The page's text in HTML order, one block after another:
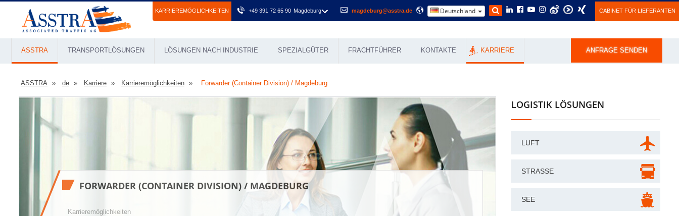
KARRIEREMÖGLICHKEITEN +49 391 72 65 90 Magdeburg magdeburg@asstra.de Deutschland CABINET FÜR LIEFERANTEN
ASSTRA TRANSPORTLÖSUNGEN LÖSUNGEN NACH INDUSTRIE SPEZIALGÜTER FRACHTFÜHRER KONTAKTE KARRIERE ANFRAGE SENDEN
ASSTRA de Karriere Karrieremöglichkeiten Forwarder (Container Division) / Magdeburg
FORWARDER (CONTAINER DIVISION) / MAGDEBURG
Karrieremöglichkeiten
LOGISTIK LÖSUNGEN
LUFT
STRASSE
SEE